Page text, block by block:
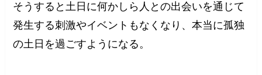
そうすると土日に何かしら人との出会いを通じて
発生する刺激やイベントもなくなり、本当に孤独
の土日を過ごすようになる。